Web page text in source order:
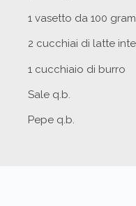
1 vasetto da 100
2 cucchiai di latte
1 cucchiaio di burro
Sale q.b.
Pepe q.b.